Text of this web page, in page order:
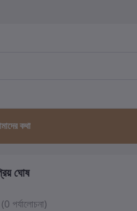
কথা
ঘোষ
(0 পর্যালোচনা)